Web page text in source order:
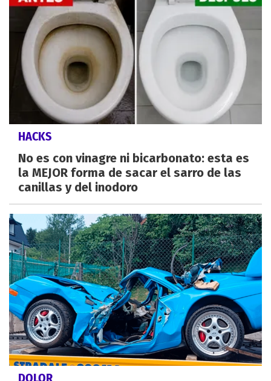
HACKS
No es con vinagre ni bicarbonato: esta es
la MEJOR forma de sacar el sarro de las
canillas y del inodoro